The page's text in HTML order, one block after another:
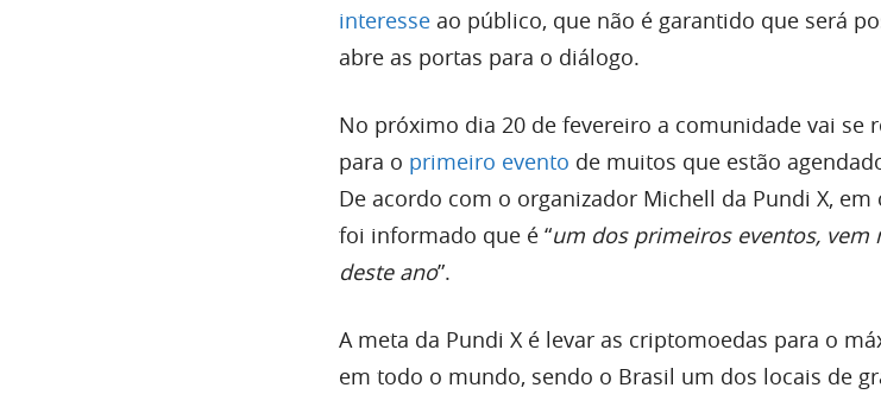
interesse ao público, que não é garantido que será
abre as portas para o diálogo.
No próximo dia 20 de fevereiro a comunidade vai se
para o primeiro evento de muitos que estão
De acordo com o organizador Michell da Pundi X, em
foi informado que é “um dos primeiros eventos,
deste ano”.
A meta da Pundi X é levar as criptomoedas para o
em todo o mundo, sendo o Brasil um dos locais de